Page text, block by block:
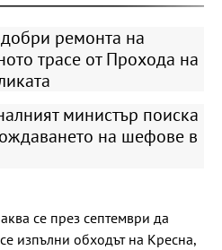
ремонта на
трасе от Прохода на
министър поиска
на шефове в
се през септември да
изпълни обходът на Кресна,